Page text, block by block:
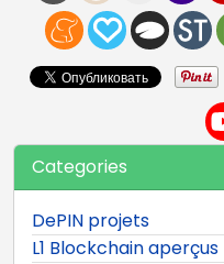
Categories
DePIN projets
L1 Blockchain aperçus